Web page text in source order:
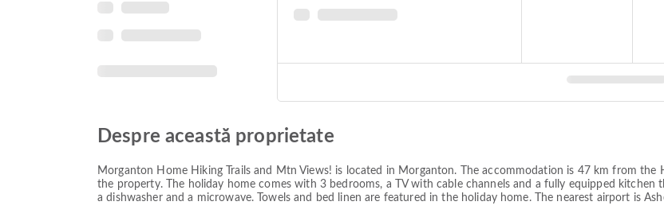
Despre această proprietate
Morganton Home Hiking Trails and Mtn Views! is located in Morganton. The accommodation is 47 km from
the property. The holiday home comes with 3 bedrooms, a TV with cable channels and a fully equipped kitchen
a dishwasher and a microwave. Towels and bed linen are featured in the holiday home. The nearest airport is